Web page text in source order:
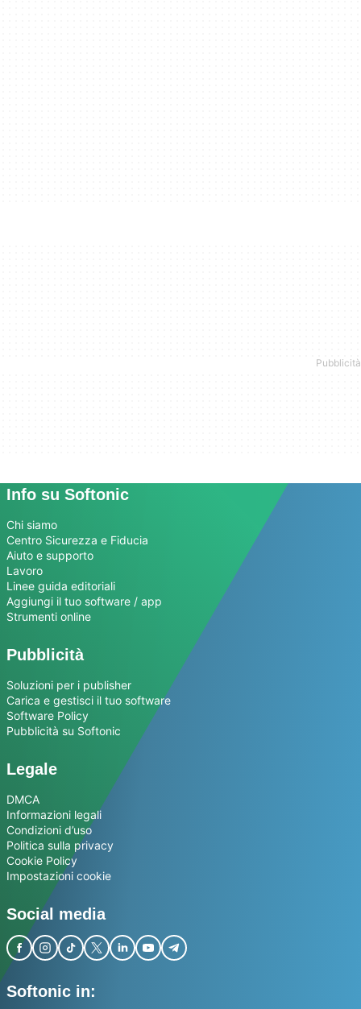
Info su Softonic
Chi siamo
Centro Sicurezza e Fiducia
Aiuto e supporto
Lavoro
Linee guida editoriali
Aggiungi il tuo software / app
Strumenti online
Pubblicità
Soluzioni per i publisher
Carica e gestisci il tuo software
Software Policy
Pubblicità su Softonic
Legale
DMCA
Informazioni legali
Condizioni d’uso
Politica sulla privacy
Cookie Policy
Impostazioni cookie
Social media
Softonic in: